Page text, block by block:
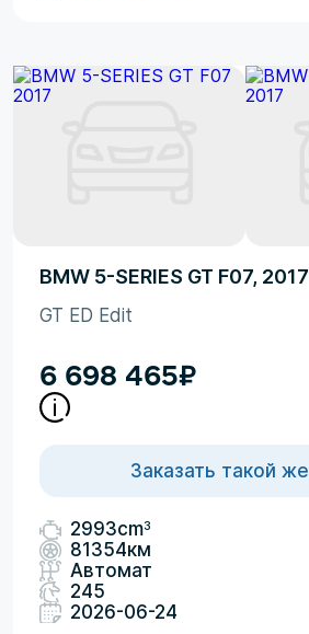
BMW 5-SERIES GT F07, 2017
GT ED Edit
6 698 465₽
Заказать такой же
2993cm3
81354км
Автомат
245
2026-06-24